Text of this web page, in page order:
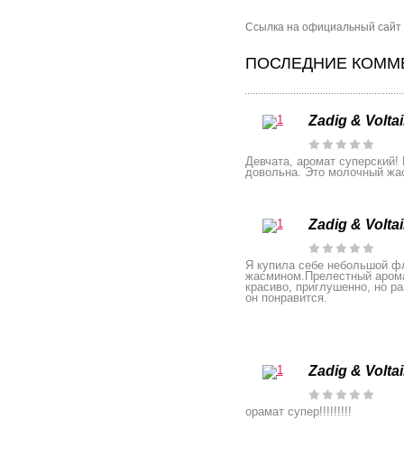
Сcылка на официальный сайт
ПОСЛЕДНИЕ
Zadig &
Девчата, аромат
довольна. Это молочный
Zadig &
Я купила себе небольшой
жасмином.Прелестный
красиво, приглушенно, но
он понравится.
Zadig &
орамат супер!!!!!!!!!